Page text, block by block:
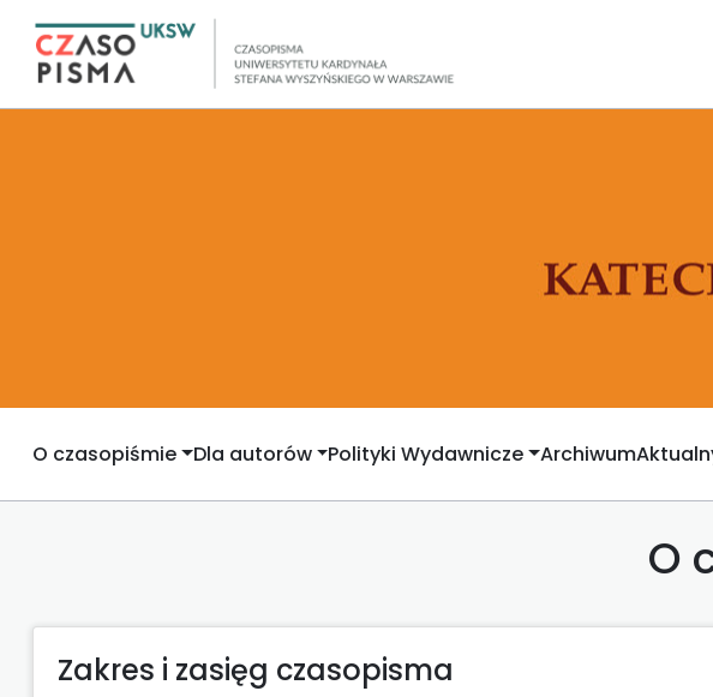
O czasopiśmie Dla autorów Polityki Wydawnicze Archiwum
O
Zakres i zasięg czasopisma